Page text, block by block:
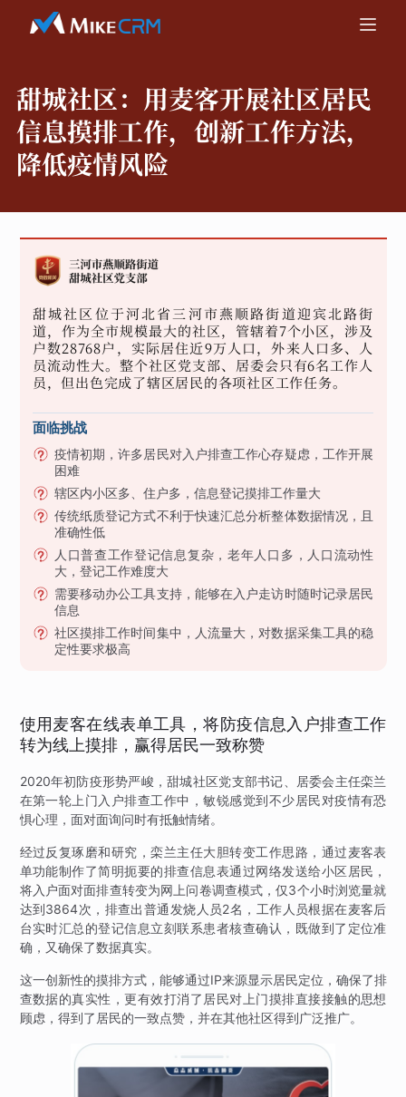
甜城社区： 用麦客开展社区居民
信息摸排工作，创新工作方法，
降低疫情风险
甜城社区位于河北省三河市燕顺路街道迎宾北路街
道，作为全市规模最大的社区，管辖着7个小区，涉及
户数28768户，实际居住近9万人口，外来人口多、人
员流动性大。整个社区党支部、居委会只有6名工作人
员，但出色完成了辖区居民的各项社区工作任务。
面临挑战
疫情初期，许多居民对入户排查工作心存疑虑，工作开展
困难
辖区内小区多、住户多，信息登记摸排工作量大
传统纸质登记方式不利于快速汇总分析整体数据情况，且
准确性低
人口普查工作登记信息复杂，老年人口多，人口流动性
大，登记工作难度大
需要移动办公工具支持，能够在入户走访时随时记录居民
信息
社区摸排工作时间集中，人流量大，对数据采集工具的稳
定性要求极高
使用麦客在线表单工具，将防疫信息入户排查工作
转为线上摸排，赢得居民一致称赞
2020年初防疫形势严峻，甜城社区党支部书记、居委会主任栾兰
在第一轮上门入户排查工作中，敏锐感觉到不少居民对疫情有恐
惧心理，面对面询问时有抵触情绪。
经过反复琢磨和研究，栾兰主任大胆转变工作思路，通过麦客表
单功能制作了简明扼要的排查信息表通过网络发送给小区居民，
将入户面对面排查转变为网上问卷调查模式，仅3个小时浏览量就
达到3864次，排查出普通发烧人员2名，工作人员根据在麦客后
台实时汇总的登记信息立刻联系患者核查确认，既做到了定位准
确，又确保了数据真实。
这一创新性的摸排方式，能够通过IP来源显示居民定位，确保了排
查数据的真实性，更有效打消了居民对上门摸排直接接触的思想
顾虑，得到了居民的一致点赞，并在其他社区得到广泛推广。